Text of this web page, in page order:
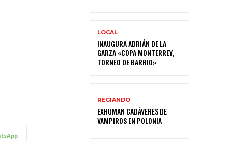
LOCAL
INAUGURA ADRIÁN DE LA
GARZA «COPA MONTERREY,
TORNEO DE BARRIO»
REGIANDO
EXHUMAN CADÁVERES DE
VAMPIROS EN POLONIA